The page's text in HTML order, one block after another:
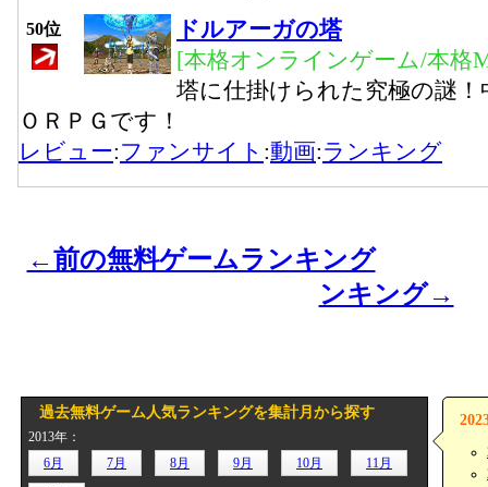
50位
ドルアーガの塔
[本格オンラインゲーム/本格
塔に仕掛けられた究極の謎
ＯＲＰＧです！
レビュー:ファンサイト :動画:ランキング
←前の無料ゲームランキング
ンキング→
過去無料ゲーム人気ランキングを集計月から探す
2013年：
6月
7月 8月 9月 10月 11月